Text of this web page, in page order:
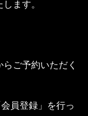
ます。
ご予約いただく
員登録」を行っ